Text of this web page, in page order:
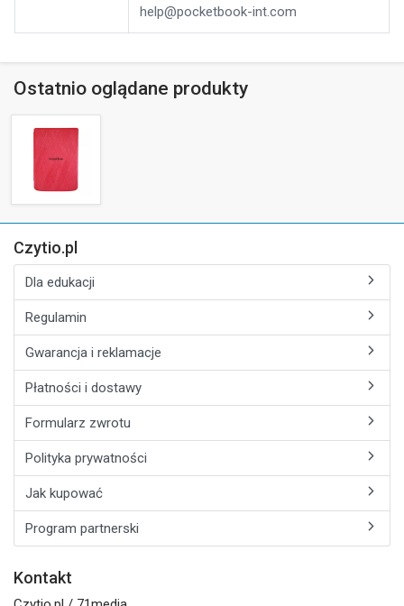
help@pocketbook-int.com
Ostatnio oglądane produkty
Czytio.pl
Dla edukacji
Regulamin
Gwarancja i reklamacje
Płatności i dostawy
Formularz zwrotu
Polityka prywatności
Jak kupować
Program partnerski
Kontakt